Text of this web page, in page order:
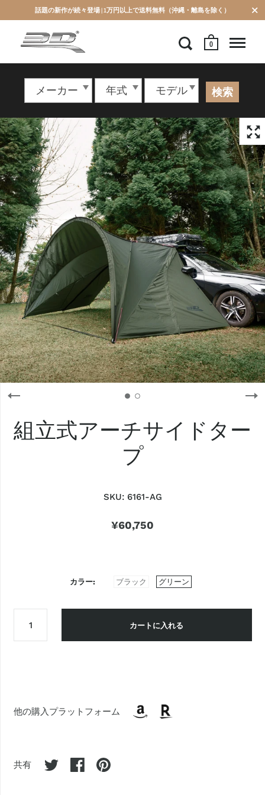
0
話題の新作が続々登場 | 1万円以上で送料無料（沖縄・離島を除く）
検索
組立式アーチサイドター
プ
SKU: 6161-AG
¥60,750
カラー ブラック グリーン
カートに入れる
他の購入プラットフォーム
共有